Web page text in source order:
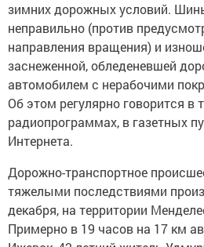
зимних дорожных условий.
неправильно (против
направления вращения) и
заснеженной, обледеневшей
автомобилем с нерабочими
Об этом регулярно говорится в
радиопрограммах, в газетных
Интернета.
Дорожно-транспортное
тяжелыми последствиями
декабря, на территории
Примерно в 19 часов на 17 км